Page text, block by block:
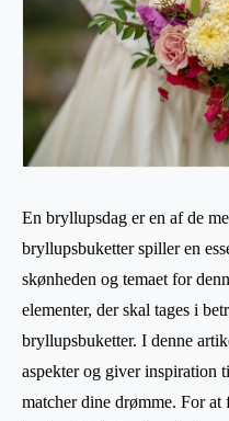
En bryllupsdag er en af de
bryllupsbuketter spiller en
skønheden og temaet for
elementer, der skal tages i
bryllupsbuketter. I denne
aspekter og giver inspiration
matcher dine drømme. For